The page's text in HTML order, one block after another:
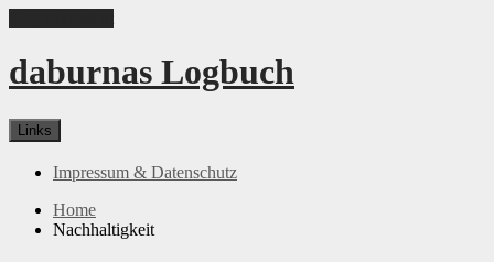
daburnas Logbuch
Links
Impressum & Datenschutz
Home
Nachhaltigkeit